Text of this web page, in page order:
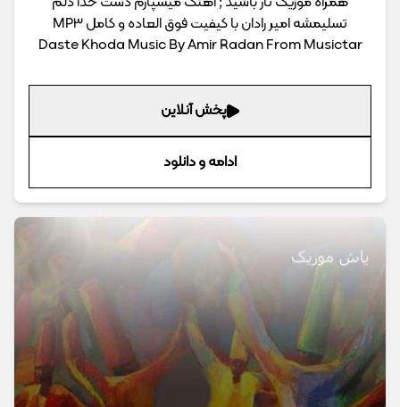
تسلیمشه امیر رادان با کیفیت فوق العاده و کامل MP3
Daste Khoda Music By Amir Radan From Musictar
پخش آنلاین
ادامه و دانلود